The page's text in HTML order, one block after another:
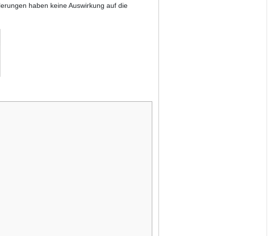
haben keine Auswirkung auf die